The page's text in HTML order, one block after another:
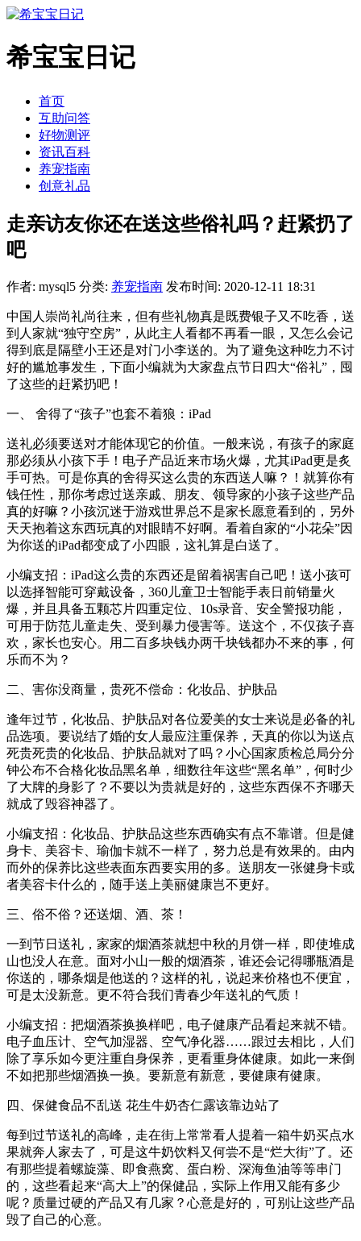
希宝宝日记
首页
互助问答
好物测评
资讯百科
养宠指南
创意礼品
走亲访友你还在送这些俗礼吗？赶紧扔了
吧
作者: mysql5 分类: 养宠指南 发布时间: 2020-12-11 18:31
中国人崇尚礼尚往来，但有些礼物真是既费银子又不吃香，送
到人家就“独守空房”，从此主人看都不再看一眼，又怎么会记
得到底是隔壁小王还是对门小李送的。为了避免这种吃力不讨
好的尴尬事发生，下面小编就为大家盘点节日四大“俗礼”，囤
了这些的赶紧扔吧！
一、 舍得了“孩子”也套不着狼：iPad
送礼必须要送对才能体现它的价值。一般来说，有孩子的家庭
那必须从小孩下手！电子产品近来市场火爆，尤其iPad更是炙
手可热。可是你真的舍得买这么贵的东西送人嘛？！就算你有
钱任性，那你考虑过送亲戚、朋友、领导家的小孩子这些产品
真的好嘛？小孩沉迷于游戏世界总不是家长愿意看到的，另外
天天抱着这东西玩真的对眼睛不好啊。看着自家的“小花朵”因
为你送的iPad都变成了小四眼，这礼算是白送了。
小编支招：iPad这么贵的东西还是留着祸害自己吧！送小孩可
以选择智能可穿戴设备，360儿童卫士智能手表日前销量火
爆，并且具备五颗芯片四重定位、10s录音、安全警报功能，
可用于防范儿童走失、受到暴力侵害等。送这个，不仅孩子喜
欢，家长也安心。用二百多块钱办两千块钱都办不来的事，何
乐而不为？
二、害你没商量，贵死不偿命：化妆品、护肤品
逢年过节，化妆品、护肤品对各位爱美的女士来说是必备的礼
品选项。要说结了婚的女人最应注重保养，天真的你以为送点
死贵死贵的化妆品、护肤品就对了吗？小心国家质检总局分分
钟公布不合格化妆品黑名单，细数往年这些“黑名单”，何时少
了大牌的身影了？不要以为贵就是好的，这些东西保不齐哪天
就成了毁容神器了。
小编支招：化妆品、护肤品这些东西确实有点不靠谱。但是健
身卡、美容卡、瑜伽卡就不一样了，努力总是有效果的。由内
而外的保养比这些表面东西要实用的多。送朋友一张健身卡或
者美容卡什么的，随手送上美丽健康岂不更好。
三、俗不俗？还送烟、酒、茶！
一到节日送礼，家家的烟酒茶就想中秋的月饼一样，即使堆成
山也没人在意。面对小山一般的烟酒茶，谁还会记得哪瓶酒是
你送的，哪条烟是他送的？这样的礼，说起来价格也不便宜，
可是太没新意。更不符合我们青春少年送礼的气质！
小编支招：把烟酒茶换换样吧，电子健康产品看起来就不错。
电子血压计、空气加湿器、空气净化器……跟过去相比，人们
除了享乐如今更注重自身保养，更看重身体健康。如此一来倒
不如把那些烟酒换一换。要新意有新意，要健康有健康。
四、保健食品不乱送 花生牛奶杏仁露该靠边站了
每到过节送礼的高峰，走在街上常常看人提着一箱牛奶买点水
果就奔人家去了，可是这牛奶饮料又何尝不是“烂大街”了。还
有那些提着螺旋藻、即食燕窝、蛋白粉、深海鱼油等等串门
的，这些看起来“高大上”的保健品，实际上作用又能有多少
呢？质量过硬的产品又有几家？心意是好的，可别让这些产品
毁了自己的心意。